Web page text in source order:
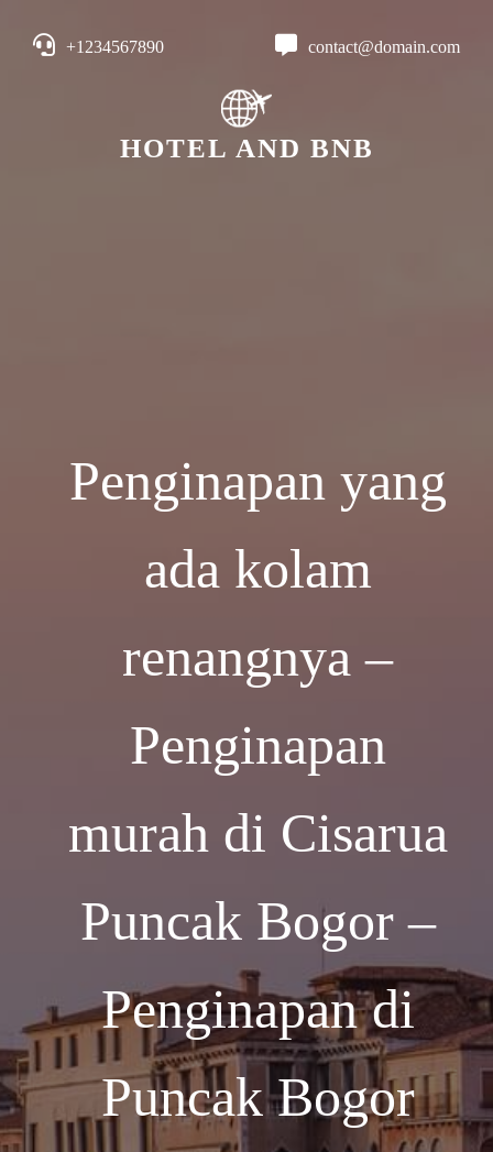
+1234567890 contact@domain.com
HOTEL AND BNB
Penginapan yang
ada kolam
renangnya –
Penginapan
murah di Cisarua
Puncak Bogor –
Penginapan di
Puncak Bogor